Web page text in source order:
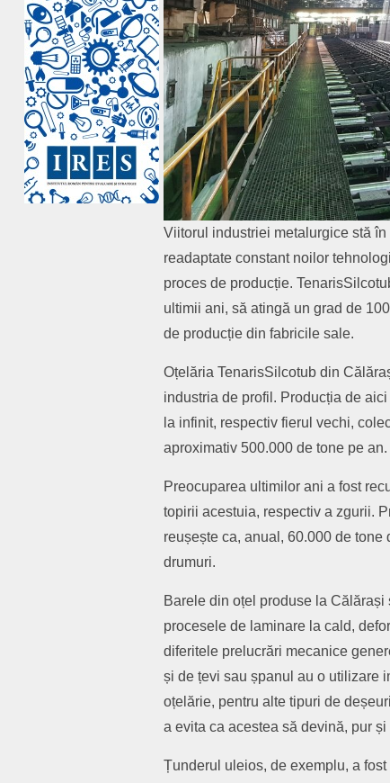
Viitorul industriei metalurgice stă
readaptate constant noilor
proces de producție.
ultimii ani, să atingă un grad de
de producție din fabricile sale.
Oțelăria TenarisSilcotub din
industria de profil. Producția de
la infinit, respectiv fierul vechi,
aproximativ 500.000 de tone pe an.
Preocuparea ultimilor ani a fost
topirii acestuia, respectiv a zgurii.
reușește ca, anual, 60.000 de
drumuri.
Barele din oțel produse la
procesele de laminare la cald,
diferitele prelucrări mecanice
și de țevi sau șpanul au o utilizare
oțelărie, pentru alte tipuri de
a evita ca acestea să devină, pur
Țunderul uleios, de exemplu, a